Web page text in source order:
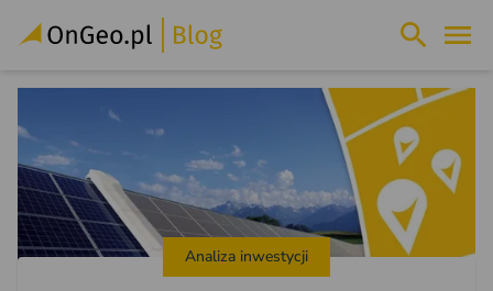
Analiza inwestycji